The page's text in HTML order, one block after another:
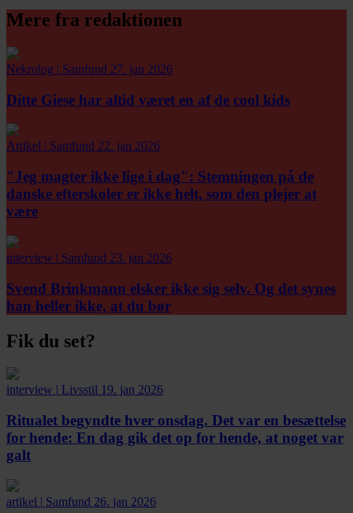
Mere fra redaktionen
Nekrolog | Samfund 27. jan 2026
Ditte Giese har altid været en af de cool kids
Artikel | Samfund 22. jan 2026
"Jeg magter ikke lige i dag": Stemningen på de
danske efterskoler er ikke helt, som den plejer at
være
interview | Samfund 23. jan 2026
Svend Brinkmann elsker ikke sig selv. Og det synes
han heller ikke, at du bør
Fik du set?
interview | Livsstil 19. jan 2026
Ritualet begyndte hver onsdag. Det var en besættelse
for hende: En dag gik det op for hende, at noget var
galt
artikel | Samfund 26. jan 2026